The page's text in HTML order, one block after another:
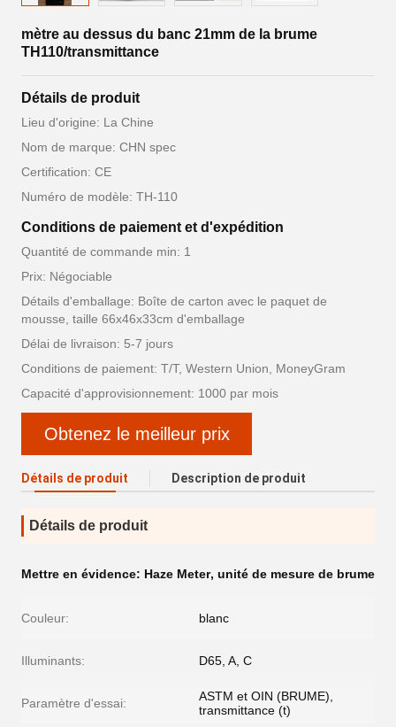
mètre au dessus du banc 21mm de la brume
TH110/transmittance
Détails de produit
Lieu d'origine: La Chine
Nom de marque: CHN spec
Certification: CE
Numéro de modèle: TH-110
Conditions de paiement et d'expédition
Quantité de commande min: 1
Prix: Négociable
Détails d'emballage: Boîte de carton avec le paquet de
mousse, taille 66x46x33cm d'emballage
Délai de livraison: 5-7 jours
Conditions de paiement: T/T, Western Union, MoneyGram
Capacité d'approvisionnement: 1000 par mois
Obtenez le meilleur prix
Détails de produit Description de produit
Détails de produit
Mettre en évidence: Haze Meter, unité de mesure de brume
Couleur: blanc
Illuminants: D65, A, C
Paramètre d'essai:
ASTM et OIN (BRUME),
transmittance (t)